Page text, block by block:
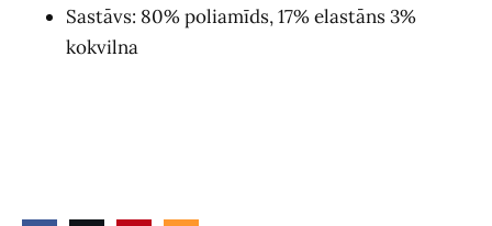
Sastāvs: 80% poliamīds, 17% elastāns 3%
kokvilna